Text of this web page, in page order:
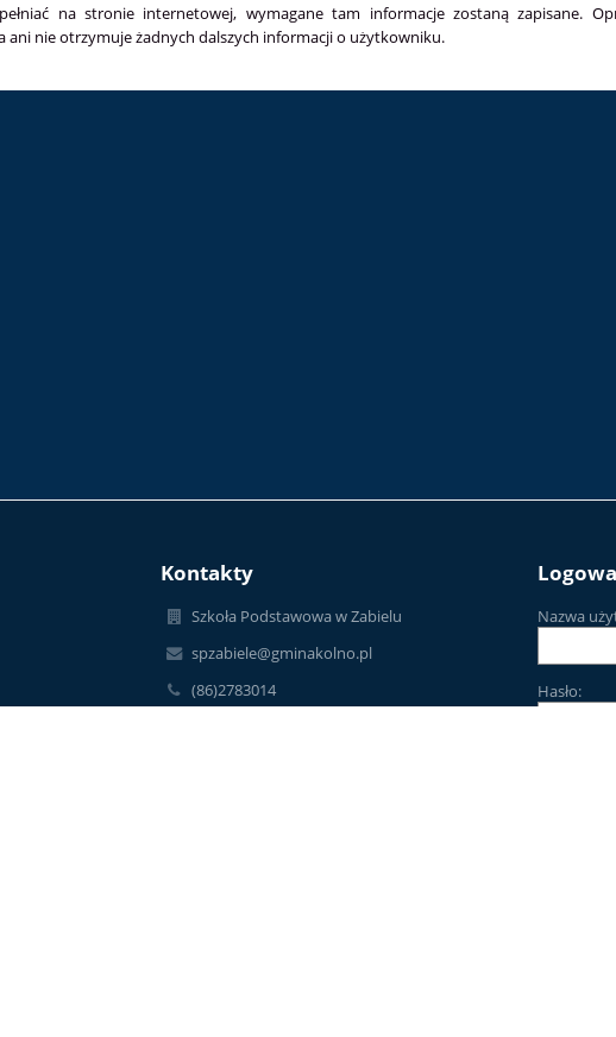
na stronie internetowej, wymagane tam informacje zostaną zapisane.
ani nie otrzymuje żadnych dalszych informacji o użytkowniku.
Kontakty
Szkoła Podstawowa w Zabielu
spzabiele@gminakolno.pl
(86)2783014
Nazwa
Hasło: